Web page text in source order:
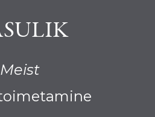
Meist